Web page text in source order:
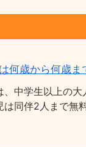
何歳から何歳ま
中学生以上の
は同伴2人まで無